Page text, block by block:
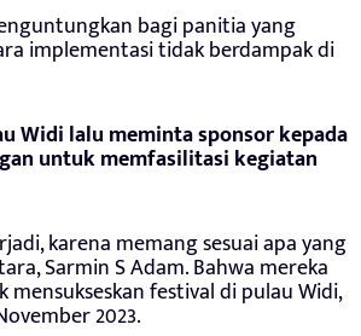
bagi panitia yang
implementasi tidak berdampak di
Widi lalu meminta sponsor kepada
untuk memfasilitasi kegiatan
karena memang sesuai apa yang
Sarmin S Adam. Bahwa mereka
festival di pulau Widi,
2023.